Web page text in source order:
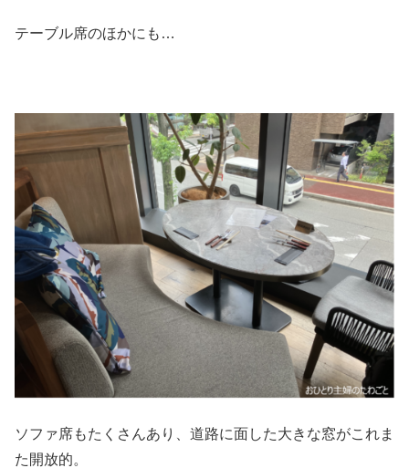
テーブル席のほかにも…
ソファ席もたくさんあり、道路に面した大きな窓がこれま
た開放的。